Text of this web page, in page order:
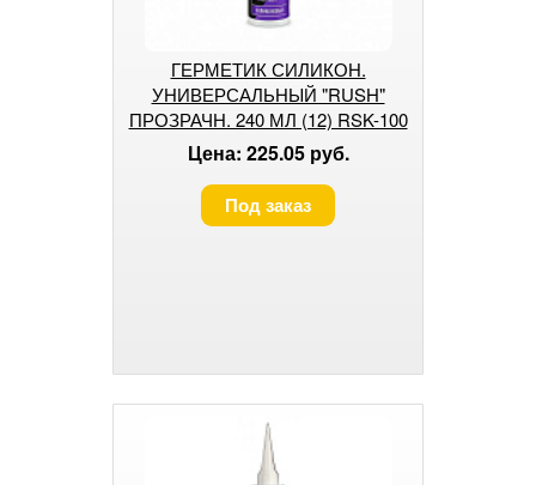
ГЕРМЕТИК СИЛИКОН.
УНИВЕРСАЛЬНЫЙ "RUSH"
ПРОЗРАЧН. 240 МЛ (12) RSK-100
Цена: 225.05 руб.
Под заказ